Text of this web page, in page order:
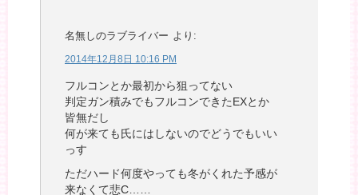
名無しのラブライバー より:
2014年12月8日 10:16 PM
フルコンとか最初から狙ってない
判定ガン積みでもフルコンできたEXとか
皆無だし
何が来ても氏にはしないのでどうでもいい
っす
ただハード何度やっても冬がくれた予感が
来なくて悲C……